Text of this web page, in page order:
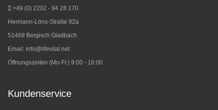
+49 (0) 2202 - 94 28 170
Hermann-Löns-Straße 92a
51469 Bergisch Gladbach
Email: info@lifevital.net
Öffnungszeiten (Mo-Fr.) 9:00 - 16:00
Kundenservice